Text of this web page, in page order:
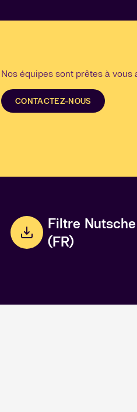
Nos équipes sont prêtes à vous
CONTACTEZ-NOUS
Filtre
(FR)